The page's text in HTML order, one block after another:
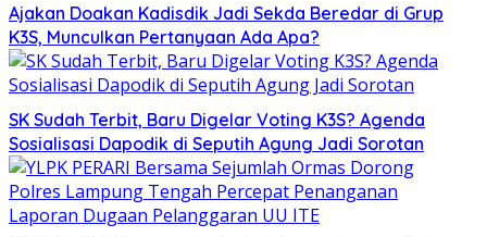
Ajakan Doakan Kadisdik Jadi Sekda Beredar di Grup
K3S, Munculkan Pertanyaan Ada Apa?
SK Sudah Terbit, Baru Digelar Voting K3S? Agenda
Sosialisasi Dapodik di Seputih Agung Jadi Sorotan